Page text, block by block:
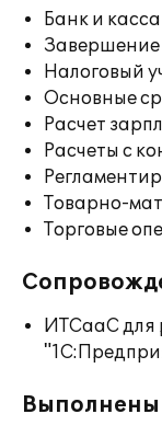
Банк и касса
Налоговый
Основные
Расчет
Расчеты с
Товарно-
Торговые
ИТСааС для